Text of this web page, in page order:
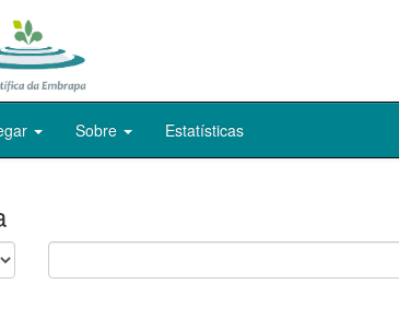
Sobre Estatísticas